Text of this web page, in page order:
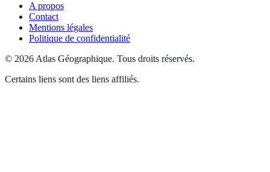
A propos
Contact
Mentions légales
Politique de confidentialité
© 2026 Atlas Géographique. Tous droits réservés.
Certains liens sont des liens affiliés.